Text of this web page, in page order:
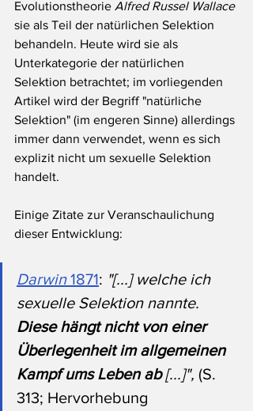
Evolutionstheorie Alfred Russel Wallace
sie als Teil der natürlichen Selektion
behandeln. Heute wird sie als
Unterkategorie der natürlichen
Selektion betrachtet; im vorliegenden
Artikel wird der Begriff "natürliche
Selektion" (im engeren Sinne) allerdings
immer dann verwendet, wenn es sich
explizit nicht um sexuelle Selektion
handelt.
Einige Zitate zur Veranschaulichung
dieser Entwicklung:
Darwin 1871: "[...] welche ich
sexuelle Selektion nannte.
Diese hängt nicht von einer
Überlegenheit im allgemeinen
Kampf ums Leben ab [...]", (S.
313; Hervorhebung